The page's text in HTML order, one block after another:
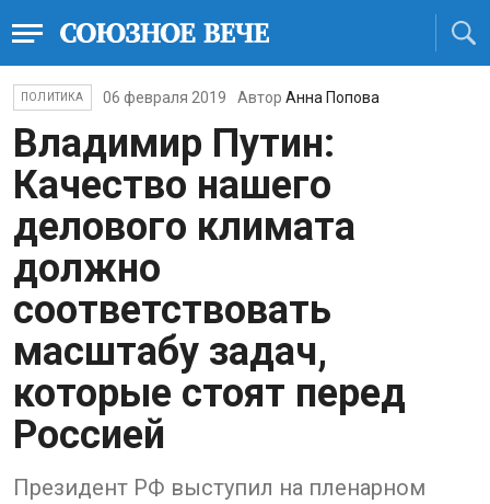
ПОЛИТИКА 06 февраля 2019 Автор Анна Попова
Владимир Путин:
Качество нашего
делового климата
должно
соответствовать
масштабу задач,
которые стоят перед
Россией
Президент РФ выступил на пленарном